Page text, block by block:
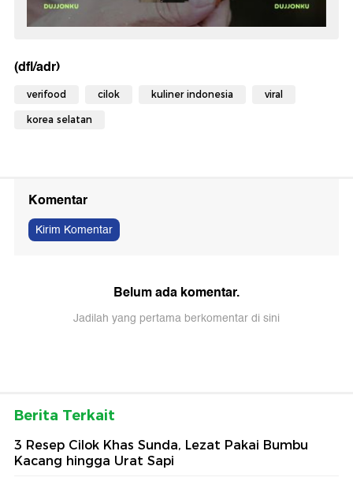
(dfl/adr)
verifood cilok kuliner indonesia viral
korea selatan
Komentar
Kirim Komentar
Belum ada komentar.
Jadilah yang pertama berkomentar di sini
Berita Terkait
3 Resep Cilok Khas Sunda, Lezat Pakai Bumbu
Kacang hingga Urat Sapi